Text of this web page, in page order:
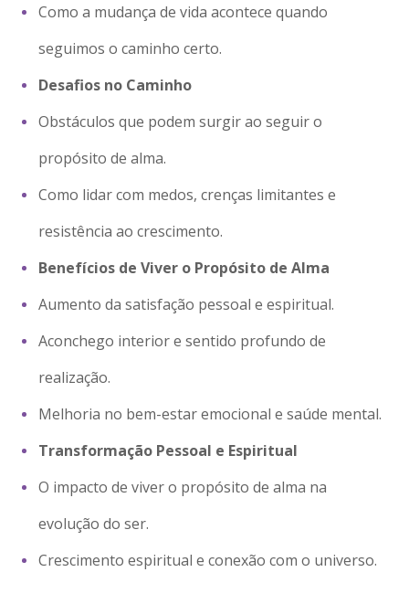
Como a mudança de vida acontece quando
seguimos o caminho certo.
Desafios no Caminho
Obstáculos que podem surgir ao seguir o
propósito de alma.
Como lidar com medos, crenças limitantes e
resistência ao crescimento.
Benefícios de Viver o Propósito de Alma
Aumento da satisfação pessoal e espiritual.
Aconchego interior e sentido profundo de
realização.
Melhoria no bem-estar emocional e saúde mental.
Transformação Pessoal e Espiritual
O impacto de viver o propósito de alma na
evolução do ser.
Crescimento espiritual e conexão com o universo.